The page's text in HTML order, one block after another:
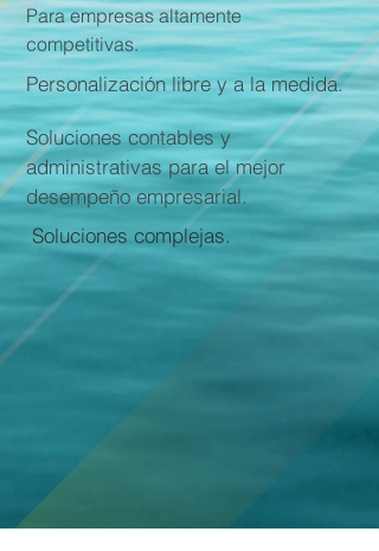
Para empresas altamente
competitivas.
Personalización libre y a la medida.
Soluciones contables y
administrativas para el mejor
desempeño empresarial.
Soluciones complejas.